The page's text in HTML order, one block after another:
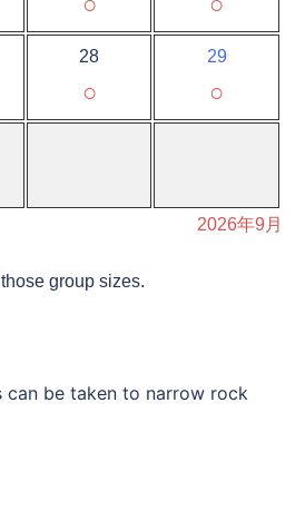
28
○
29
○
2026年9月
group sizes.
can be taken to narrow rock